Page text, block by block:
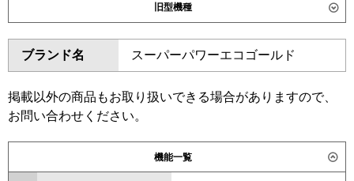
SZRHU112CD
東芝 GCHB11211XU
GCHB11211MUB
GCSB11214MUB GCSB11214XU
HRMP112KL6
PCZX-ERMP112KL6
旧型機種
ダイキン SZRH112BYD SZRH112BYND
SZRHU112BYD SZRH112BJD
SZRH112BJND SZRU112BJD
SZRU112BJND SZRHU112BJD
SDRH112BD
SDRHU112BD
SZRH112BFND SZRU112BFD
ブランド名 スーパーパワーエコゴールド
掲載以外の商品もお取り扱いできる場合がありますので、
お問い合わせください。
機能一覧